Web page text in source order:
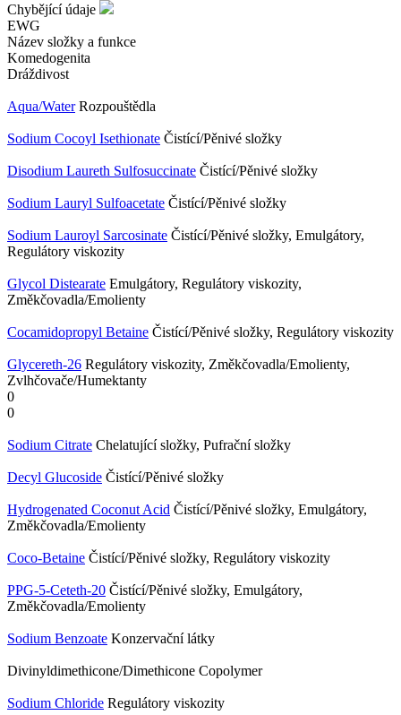
Chybějící údaje
EWG
Název složky a funkce
Komedogenita
Dráždivost
Aqua/Water Rozpouštědla
Sodium Cocoyl Isethionate Čistící/Pěnivé složky
Disodium Laureth Sulfosuccinate Čistící/Pěnivé složky
Sodium Lauryl Sulfoacetate Čistící/Pěnivé složky
Sodium Lauroyl Sarcosinate Čistící/Pěnivé složky, Emulgátory,
Regulátory viskozity
Glycol Distearate Emulgátory, Regulátory viskozity,
Změkčovadla/Emolienty
Cocamidopropyl Betaine Čistící/Pěnivé složky, Regulátory viskozity
Glycereth-26 Regulátory viskozity, Změkčovadla/Emolienty,
Zvlhčovače/Humektanty
0
0
Sodium Citrate Chelatující složky, Pufrační složky
Decyl Glucoside Čistící/Pěnivé složky
Hydrogenated Coconut Acid Čistící/Pěnivé složky, Emulgátory,
Změkčovadla/Emolienty
Coco-Betaine Čistící/Pěnivé složky, Regulátory viskozity
PPG-5-Ceteth-20 Čistící/Pěnivé složky, Emulgátory,
Změkčovadla/Emolienty
Sodium Benzoate Konzervační látky
Divinyldimethicone/Dimethicone Copolymer
Sodium Chloride Regulátory viskozity